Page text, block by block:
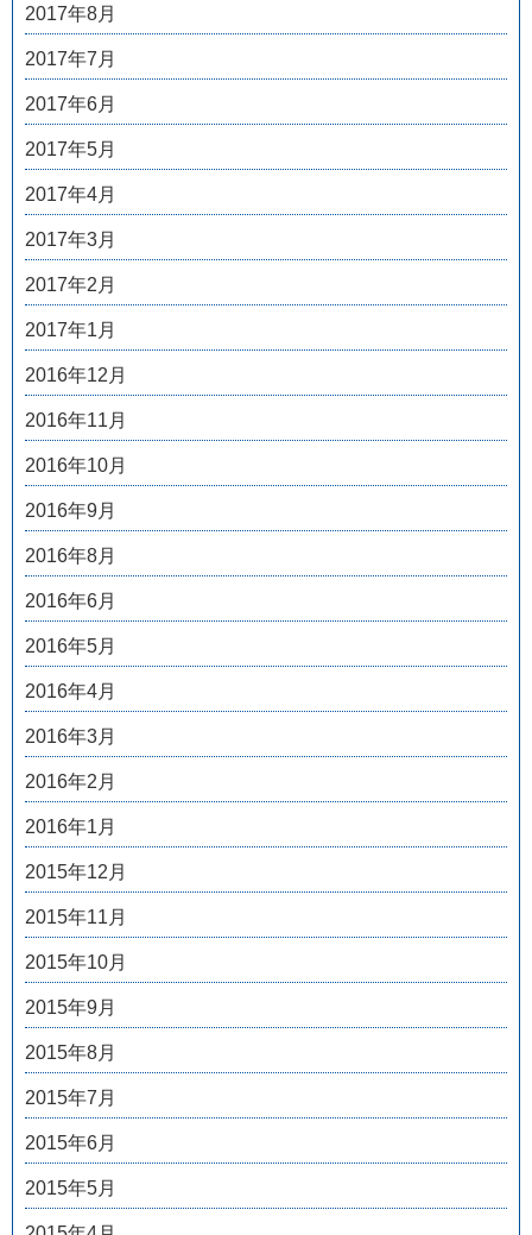
2017年8月
2017年7月
2017年6月
2017年5月
2017年4月
2017年3月
2017年2月
2017年1月
2016年12月
2016年11月
2016年10月
2016年9月
2016年8月
2016年6月
2016年5月
2016年4月
2016年3月
2016年2月
2016年1月
2015年12月
2015年11月
2015年10月
2015年9月
2015年8月
2015年7月
2015年6月
2015年5月